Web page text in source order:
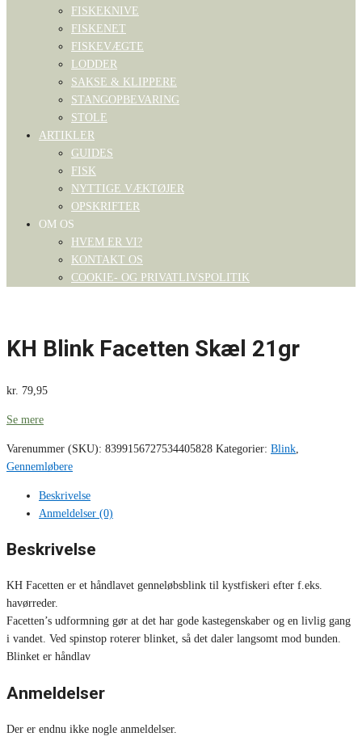
FISKEKNIVE
FISKENET
FISKEVÆGTE
LODDER
SAKSE & KLIPPERE
STANGOPBEVARING
STOLE
ARTIKLER
GUIDES
FISK
NYTTIGE VÆKTØJER
OPSKRIFTER
OM OS
HVEM ER VI?
KONTAKT OS
COOKIE- OG PRIVATLIVSPOLITIK
KH Blink Facetten Skæl 21gr
kr. 79,95
Se mere
Varenummer (SKU): 8399156727534405828 Kategorier: Blink
Gennemløbere
Beskrivelse
Anmeldelser (0)
Beskrivelse
KH Facetten er et håndlavet genneløbsblink til kystfiskeri efter f.eks.
havørreder.
Facetten’s udformning gør at det har gode kastegenskaber og en livlig gang
i vandet. Ved spinstop roterer blinket, så det daler langsomt mod bunden.
Blinket er håndlav
Anmeldelser
Der er endnu ikke nogle anmeldelser.